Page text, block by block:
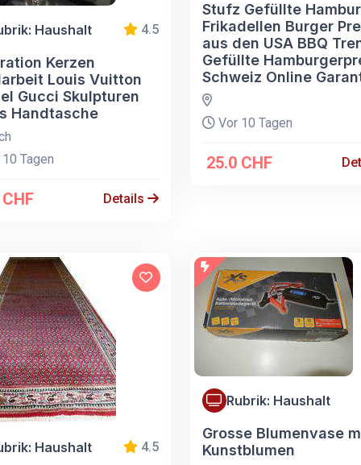
Haushalt 4.5
Kerzen
Louis Vuitton
Gucci Skulpturen
Handtasche
Tagen
Details
Stufz Gefüllte
Frikadellen Burger
aus den USA BBQ
Gefüllte
Schweiz Online
Vor 10 Tagen
25.0 CHF
Haushalt 4.5
Rubrik: Haushalt
Grosse Blumenvase
Kunstblumen